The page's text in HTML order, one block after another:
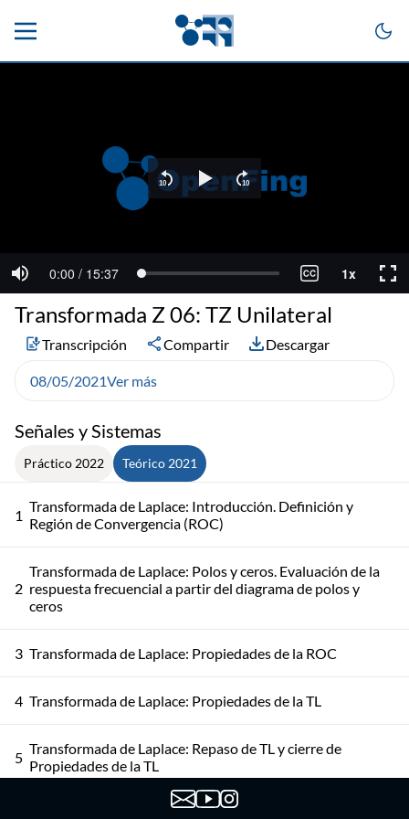
Señales y Sistemas
Práctico 2022 Teórico 2021
1 Transformada de Laplace: Introducción. Definición y
Región de Convergencia (ROC)
2
Transformada de Laplace: Polos y ceros. Evaluación de la
respuesta frecuencial a partir del diagrama de polos y
ceros
3 Transformada de Laplace: Propiedades de la ROC
4 Transformada de Laplace: Propiedades de la TL
5 Transformada de Laplace: Repaso de TL y cierre de
Propiedades de la TL
Transformada de Laplace: TL Unilateral
Transformada Z 06: TZ Unilateral
Transcripción Compartir Descargar
08/05/2021Ver más